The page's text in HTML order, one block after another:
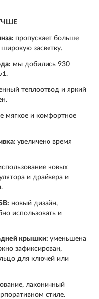
пропускает больше
засветку.
мы добились 930
теплоотвод и яркий
мягкое и комфортное
увеличено время
новых
и драйвера и
новый дизайн,
использовать и
крышки: уменьшена
зафиксирован,
для ключей или
лаконичный
стиле.